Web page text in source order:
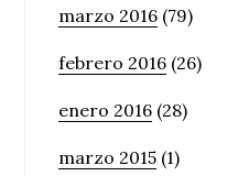
marzo 2016 (79)
febrero 2016 (26)
enero 2016 (28)
marzo 2015 (1)